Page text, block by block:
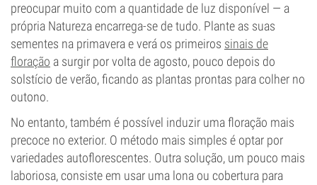
preocupar muito com a quantidade de luz disponível — a
própria Natureza encarrega-se de tudo. Plante as suas
sementes na primavera e verá os primeiros sinais de
floração a surgir por volta de agosto, pouco depois do
solstício de verão, ficando as plantas prontas para colher no
outono.
No entanto, também é possível induzir uma floração mais
precoce no exterior. O método mais simples é optar por
variedades autoflorescentes. Outra solução, um pouco mais
laboriosa, consiste em usar uma lona ou cobertura para